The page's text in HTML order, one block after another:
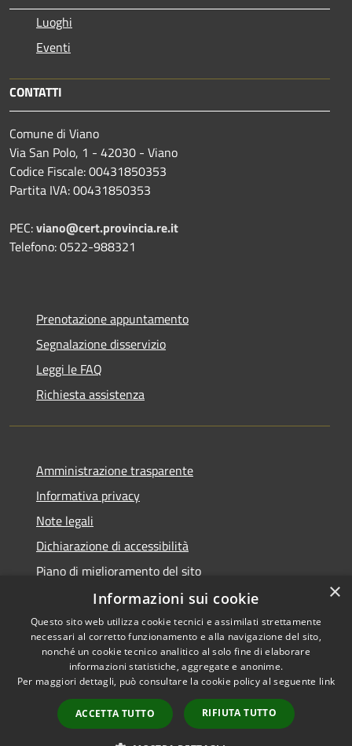
Luoghi
Eventi
CONTATTI
Comune di Viano
Via San Polo, 1 - 42030 - Viano
Codice Fiscale: 00431850353
Partita IVA: 00431850353
PEC:viano@cert.provincia.re.it
Telefono: 0522-988321
Prenotazione appuntamento
Segnalazione disservizio
Leggi le FAQ
Richiesta assistenza
Amministrazione trasparente
Informativa privacy
Note legali
Dichiarazione di accessibilità
Piano di miglioramento del sito
Accessibilità
Privacy
Mappa del sito
Copyright © 2026 • Comune di
Viano • Powered by
Municipium•Accesso
redazione
×
Informazioni sui cookie
Questo sito web utilizza cookie tecnici e assimilati strettamente
necessari al corretto funzionamento e alla navigazione del sito,
nonché un cookie tecnico analitico al solo fine di elaborare
informazioni statistiche, aggregate e anonime.
Per maggiori dettagli, può consultare la cookie policy al seguente link
ACCETTA TUTTO RIFIUTA TUTTO